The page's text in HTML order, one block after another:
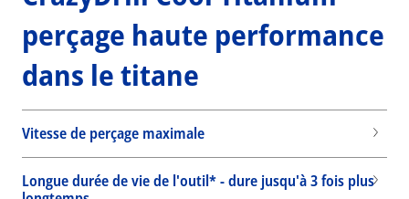
perçage haute performance
dans le titane
Vitesse de perçage maximale
Longue durée de vie de l'outil* - dure jusqu'à 3 fois plus